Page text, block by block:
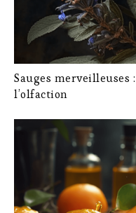
Sauges
l’olfaction